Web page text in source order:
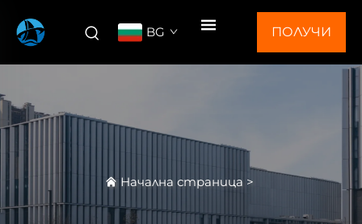
BG ПОЛУЧИ
Начална страница >